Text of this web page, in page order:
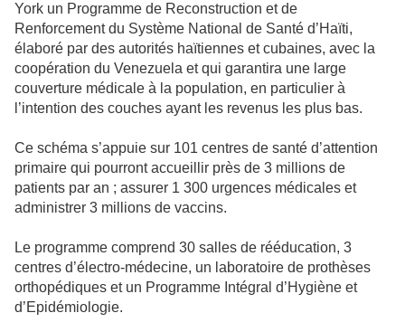
York un Programme de Reconstruction et de
Renforcement du Système National de Santé d’Haïti,
élaboré par des autorités haïtiennes et cubaines, avec la
coopération du Venezuela et qui garantira une large
couverture médicale à la population, en particulier à
l’intention des couches ayant les revenus les plus bas.
Ce schéma s’appuie sur 101 centres de santé d’attention
primaire qui pourront accueillir près de 3 millions de
patients par an ; assurer 1 300 urgences médicales et
administrer 3 millions de vaccins.
Le programme comprend 30 salles de rééducation, 3
centres d’électro-médecine, un laboratoire de prothèses
orthopédiques et un Programme Intégral d’Hygiène et
d’Epidémiologie.